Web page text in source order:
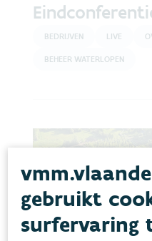
BEDRIJVEN LIVE
BEHEER WATERLOPEN
gebruikt
surfervaring